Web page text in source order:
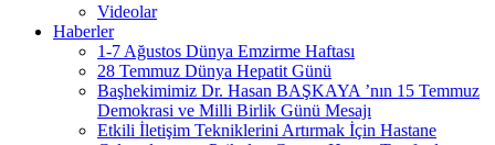
Videolar
Haberler
1-7 Ağustos Dünya Emzirme Haftası
28 Temmuz Dünya Hepatit Günü
Başhekimimiz Dr. Hasan BAŞKAYA ’nın 15 Temmuz
Demokrasi ve Milli Birlik Günü Mesajı
Etkili İletişim Tekniklerini Artırmak İçin Hastane